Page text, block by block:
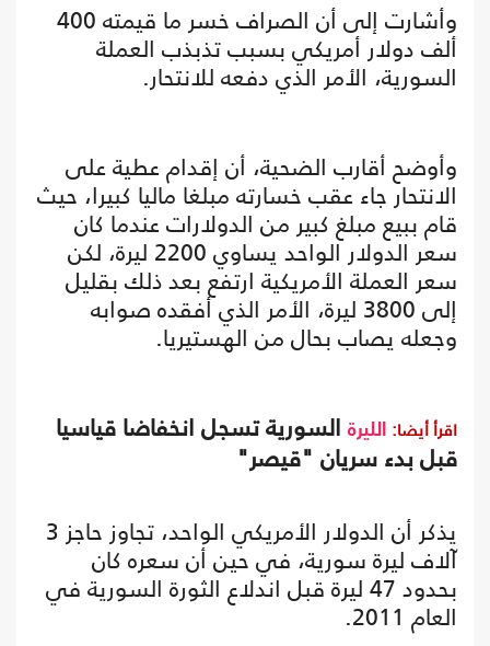
وأشارت إلى أن الصراف خسر ما قيمته 400
ألف دولار أمريكي بسبب تذبذب العملة
السورية، الأمر الذي دفعه للانتحار.
وأوضح أقارب الضحية، أن إقدام عطية على
الانتحار جاء عقب خسارته مبلغا ماليا كبيرا، حيث
قام ببيع مبلغ كبير من الدولارات عندما كان
سعر الدولار الواحد يساوي 2200 ليرة، لكن
سعر العملة الأمريكية ارتفع بعد ذلك بقليل
إلى 3800 ليرة، الأمر الذي أفقده صوابه
وجعله يصاب بحال من الهستيريا.
اقرأ أيضا: الليرة السورية تسجل انخفاضا قياسيا
قبل بدء سريان "قيصر"
يذكر أن الدولار الأمريكي الواحد، تجاوز حاجز 3
آلاف ليرة سورية، في حين أن سعره كان
بحدود 47 ليرة قبل اندلاع الثورة السورية في
العام 2011.